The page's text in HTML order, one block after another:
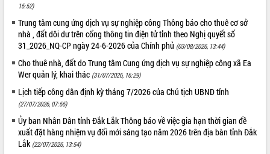
QUY HOẠCH - KẾ HOẠCH
15:52)
Trung tâm cung ứng dịch vụ sự nghiệp công Thông báo cho thuê cơ sở
nhà , đất dôi dư trên cổng thông tin điện tử tỉnh theo Nghị quyết số
31_2026_NQ-CP ngày 24-6-2026 của Chính phủ (03/08/2026, 13:44)
Cho thuê nhà, đất do Trung tâm Cung ứng dịch vụ sự nghiệp công xã Ea
Wer quản lý, khai thác (31/07/2026, 16:29)
Lịch tiếp công dân định kỳ tháng 7/2026 của Chủ tịch UBND tỉnh
(27/07/2026, 07:55)
Ủy ban Nhân Dân tỉnh Đắk Lắk Thông báo về việc gia hạn thời gian đề
xuất đặt hàng nhiệm vụ đổi mới sáng tạo năm 2026 trên địa bàn tỉnh Đắk
Lắk (22/07/2026, 13:54)